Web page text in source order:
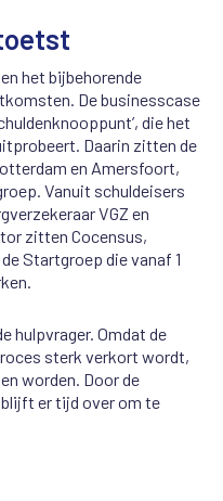
het bijbehorende
De businesscase
die het
Daarin zitten de
en Amersfoort,
Vanuit schuldeisers
VGZ en
zitten Cocensus,
Startgroep die vanaf 1
hulpvrager. Omdat de
sterk verkort wordt,
worden. Door de
er tijd over om te